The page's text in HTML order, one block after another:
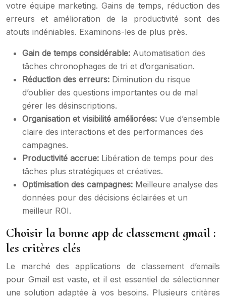
votre équipe marketing. Gains de temps, réduction des
erreurs et amélioration de la productivité sont des
atouts indéniables. Examinons-les de plus près.
Gain de temps considérable: Automatisation des
tâches chronophages de tri et d’organisation.
Réduction des erreurs: Diminution du risque
d’oublier des questions importantes ou de mal
gérer les désinscriptions.
Organisation et visibilité améliorées: Vue d’ensemble
claire des interactions et des performances des
campagnes.
Productivité accrue: Libération de temps pour des
tâches plus stratégiques et créatives.
Optimisation des campagnes: Meilleure analyse des
données pour des décisions éclairées et un
meilleur ROI.
Choisir la bonne app de classement gmail :
les critères clés
Le marché des applications de classement d’emails
pour Gmail est vaste, et il est essentiel de sélectionner
une solution adaptée à vos besoins. Plusieurs critères